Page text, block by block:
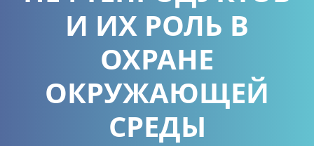
И ИХ РОЛЬ В
ОХРАНЕ
ОКРУЖАЮЩЕЙ
СРЕДЫ